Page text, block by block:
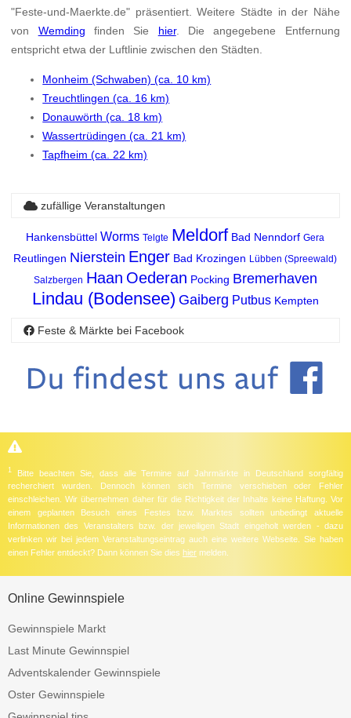
"Feste-und-Maerkte.de" präsentiert. Weitere Städte in der Nähe
von Wemding finden Sie hier. Die angegebene Entfernung
entspricht etwa der Luftlinie zwischen den Städten.
Monheim (Schwaben) (ca. 10 km)
Treuchtlingen (ca. 16 km)
Donauwörth (ca. 18 km)
Wassertrüdingen (ca. 21 km)
Tapfheim (ca. 22 km)
zufällige Veranstaltungen
Hankensbüttel Worms Telgte Meldorf Bad Nenndorf Gera
Reutlingen Nierstein Enger Bad Krozingen Lübben (Spreewald)
Salzbergen Haan Oederan Pocking Bremerhaven
Lindau (Bodensee) Gaiberg Putbus Kempten
Feste & Märkte bei Facebook
1
Bitte beachten Sie, dass alle Termine auf Jahrmärkte in Deutschland sorgfältig
recherchiert wurden. Dennoch können sich Termine verschieben oder Fehler
einschleichen. Wir übernehmen daher für die Richtigkeit der Inhalte keine Haftung. Vor
einem geplanten Besuch eines Festes bzw. Marktes sollten unbedingt aktuelle
Informationen des Veranstalters bzw. der jeweiligen Stadt eingeholt werden - dazu
verlinken wir bei jedem Veranstaltungseintrag auch eine weitere Webseite. Sie haben
einen Fehler entdeckt? Dann können Sie dies hier melden.
Online Gewinnspiele
Gewinnspiele Markt
Last Minute Gewinnspiel
Adventskalender Gewinnspiele
Oster Gewinnspiele